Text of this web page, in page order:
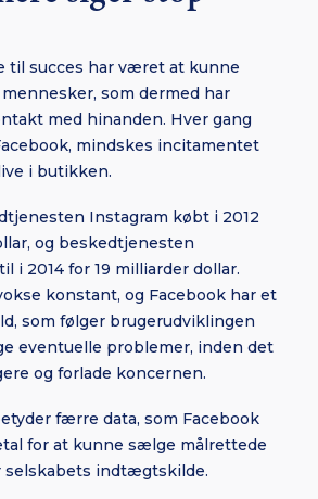
til succes har været at kunne
som dermed har
med hinanden. Hver gang
mindskes incitamentet
i butikken.
Instagram købt i 2012
og beskedtjenesten
i 2014 for 19 milliarder dollar.
konstant, og Facebook har et
som følger brugerudviklingen
eventuelle problemer, inden det
og forlade koncernen.
færre data, som Facebook
for at kunne sælge målrettede
selskabets indtægtskilde.